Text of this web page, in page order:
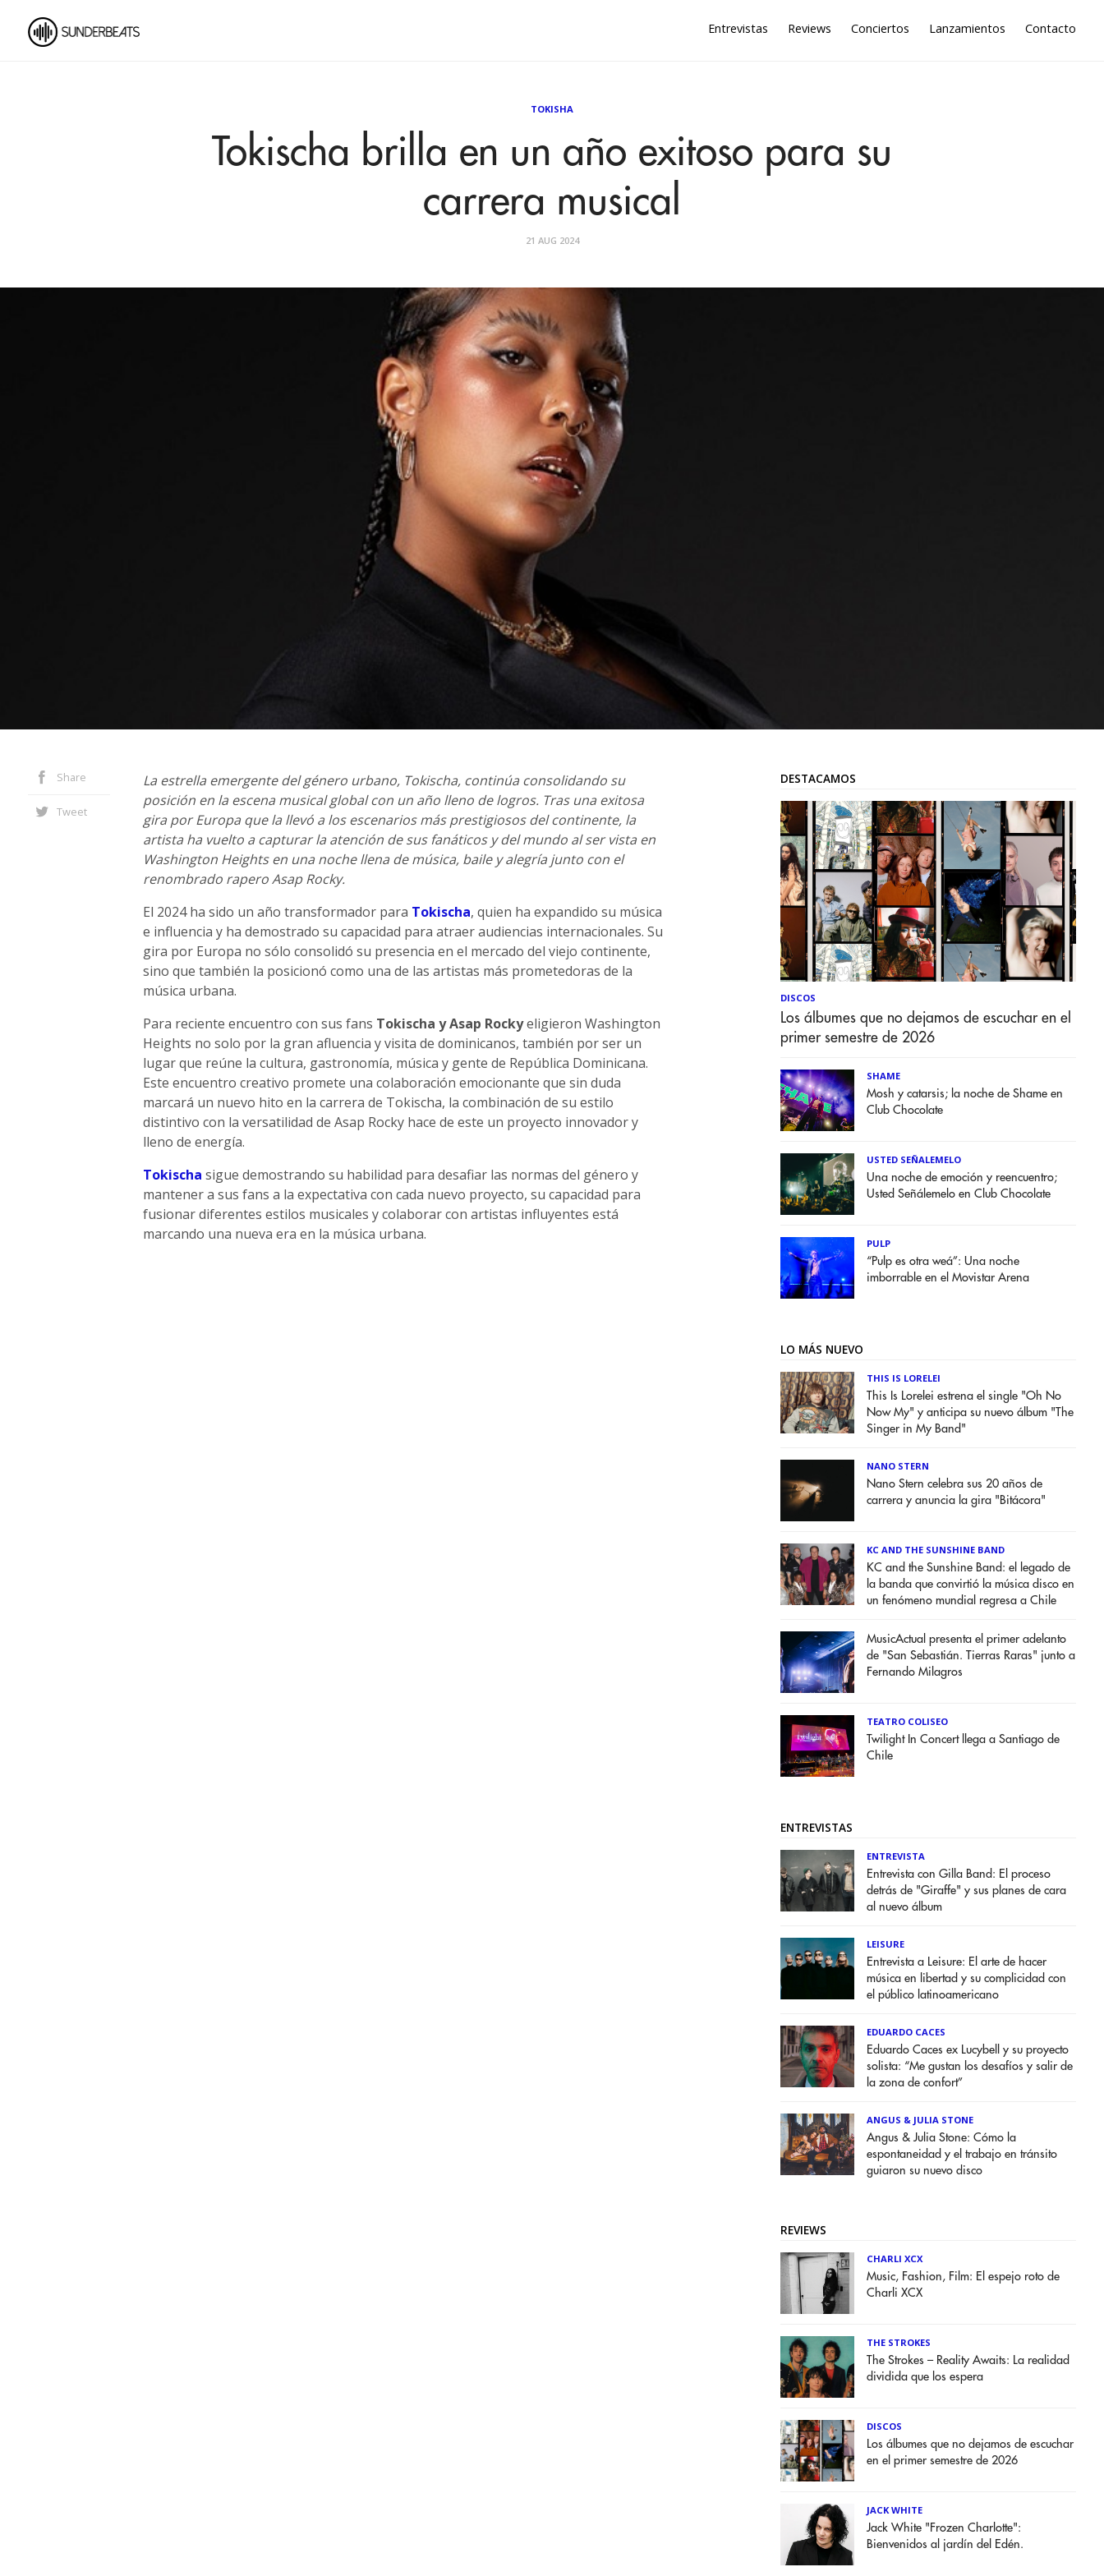
Entrevistas Reviews Conciertos Lanzamientos Contacto
TOKISHA
Tokischa brilla en un año exitoso para su
carrera musical
21 AUG 2024
Share
Tweet
La estrella emergente del género urbano, Tokischa, continúa consolidando su
posición en la escena musical global con un año lleno de logros. Tras una exitosa
gira por Europa que la llevó a los escenarios más prestigiosos del continente, la
artista ha vuelto a capturar la atención de sus fanáticos y del mundo al ser vista en
Washington Heights en una noche llena de música, baile y alegría junto con el
renombrado rapero Asap Rocky.
El 2024 ha sido un año transformador para Tokischa, quien ha expandido su música
e influencia y ha demostrado su capacidad para atraer audiencias internacionales. Su
gira por Europa no sólo consolidó su presencia en el mercado del viejo continente,
sino que también la posicionó como una de las artistas más prometedoras de la
música urbana.
Para reciente encuentro con sus fans Tokischa y Asap Rockyeligieron Washington
Heights no solo por la gran afluencia y visita de dominicanos, también por ser un
lugar que reúne la cultura, gastronomía, música y gente de República Dominicana.
Este encuentro creativo promete una colaboración emocionante que sin duda
marcará un nuevo hito en la carrera de Tokischa, la combinación de su estilo
distintivo con la versatilidad de Asap Rocky hace de este un proyecto innovador y
lleno de energía.
Tokischa sigue demostrando su habilidad para desafiar las normas del género y
mantener a sus fans a la expectativa con cada nuevo proyecto, su capacidad para
fusionar diferentes estilos musicales y colaborar con artistas influyentes está
marcando una nueva era en la música urbana.
DESTACAMOS
DISCOS
Los álbumes que no dejamos de escuchar en el
primer semestre de 2026
SHAME
Mosh y catarsis; la noche de Shame en
Club Chocolate
USTED SEÑALEMELO
Una noche de emoción y reencuentro;
Usted Señálemelo en Club Chocolate
PULP
“Pulp es otra weá”: Una noche
imborrable en el Movistar Arena
LO MÁS NUEVO
THIS IS LORELEI
This Is Lorelei estrena el single "Oh No
Now My" y anticipa su nuevo álbum "The
Singer in My Band"
NANO STERN
Nano Stern celebra sus 20 años de
carrera y anuncia la gira "Bitácora"
KC AND THE SUNSHINE BAND
KC and the Sunshine Band: el legado de
la banda que convirtió la música disco en
un fenómeno mundial regresa a Chile
MusicActual presenta el primer adelanto
de "San Sebastián. Tierras Raras" junto a
Fernando Milagros
TEATRO COLISEO
Twilight In Concert llega a Santiago de
Chile
ENTREVISTAS
ENTREVISTA
Entrevista con Gilla Band: El proceso
detrás de "Giraffe" y sus planes de cara
al nuevo álbum
LEISURE
Entrevista a Leisure: El arte de hacer
música en libertad y su complicidad con
el público latinoamericano
EDUARDO CACES
Eduardo Caces ex Lucybell y su proyecto
solista: “Me gustan los desafíos y salir de
la zona de confort”
ANGUS & JULIA STONE
Angus & Julia Stone: Cómo la
espontaneidad y el trabajo en tránsito
guiaron su nuevo disco
REVIEWS
CHARLI XCX
Music, Fashion, Film: El espejo roto de
Charli XCX
THE STROKES
The Strokes – Reality Awaits: La realidad
dividida que los espera
DISCOS
Los álbumes que no dejamos de escuchar
en el primer semestre de 2026
JACK WHITE
Jack White "Frozen Charlotte":
Bienvenidos al jardín del Edén.